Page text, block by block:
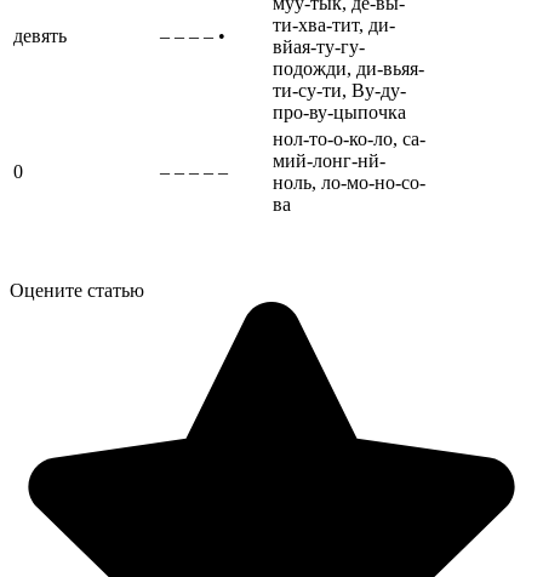
девять – – – – •
ти-хва-тит, ди-
вйая-ту-гу-
подожди, ди-вьяя-
ти-су-ти, Ву-ду-
про-ву-цыпочка
0 – – – – –
нол-то-о-ко-ло, са-
мий-лонг-нй-
ноль, ло-мо-но-со-
ва
Оцените статью